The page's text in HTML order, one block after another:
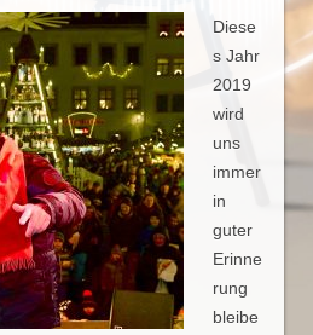
Diese
s Jahr
2019
wird
uns
immer
in
guter
Erinne
rung
bleibe